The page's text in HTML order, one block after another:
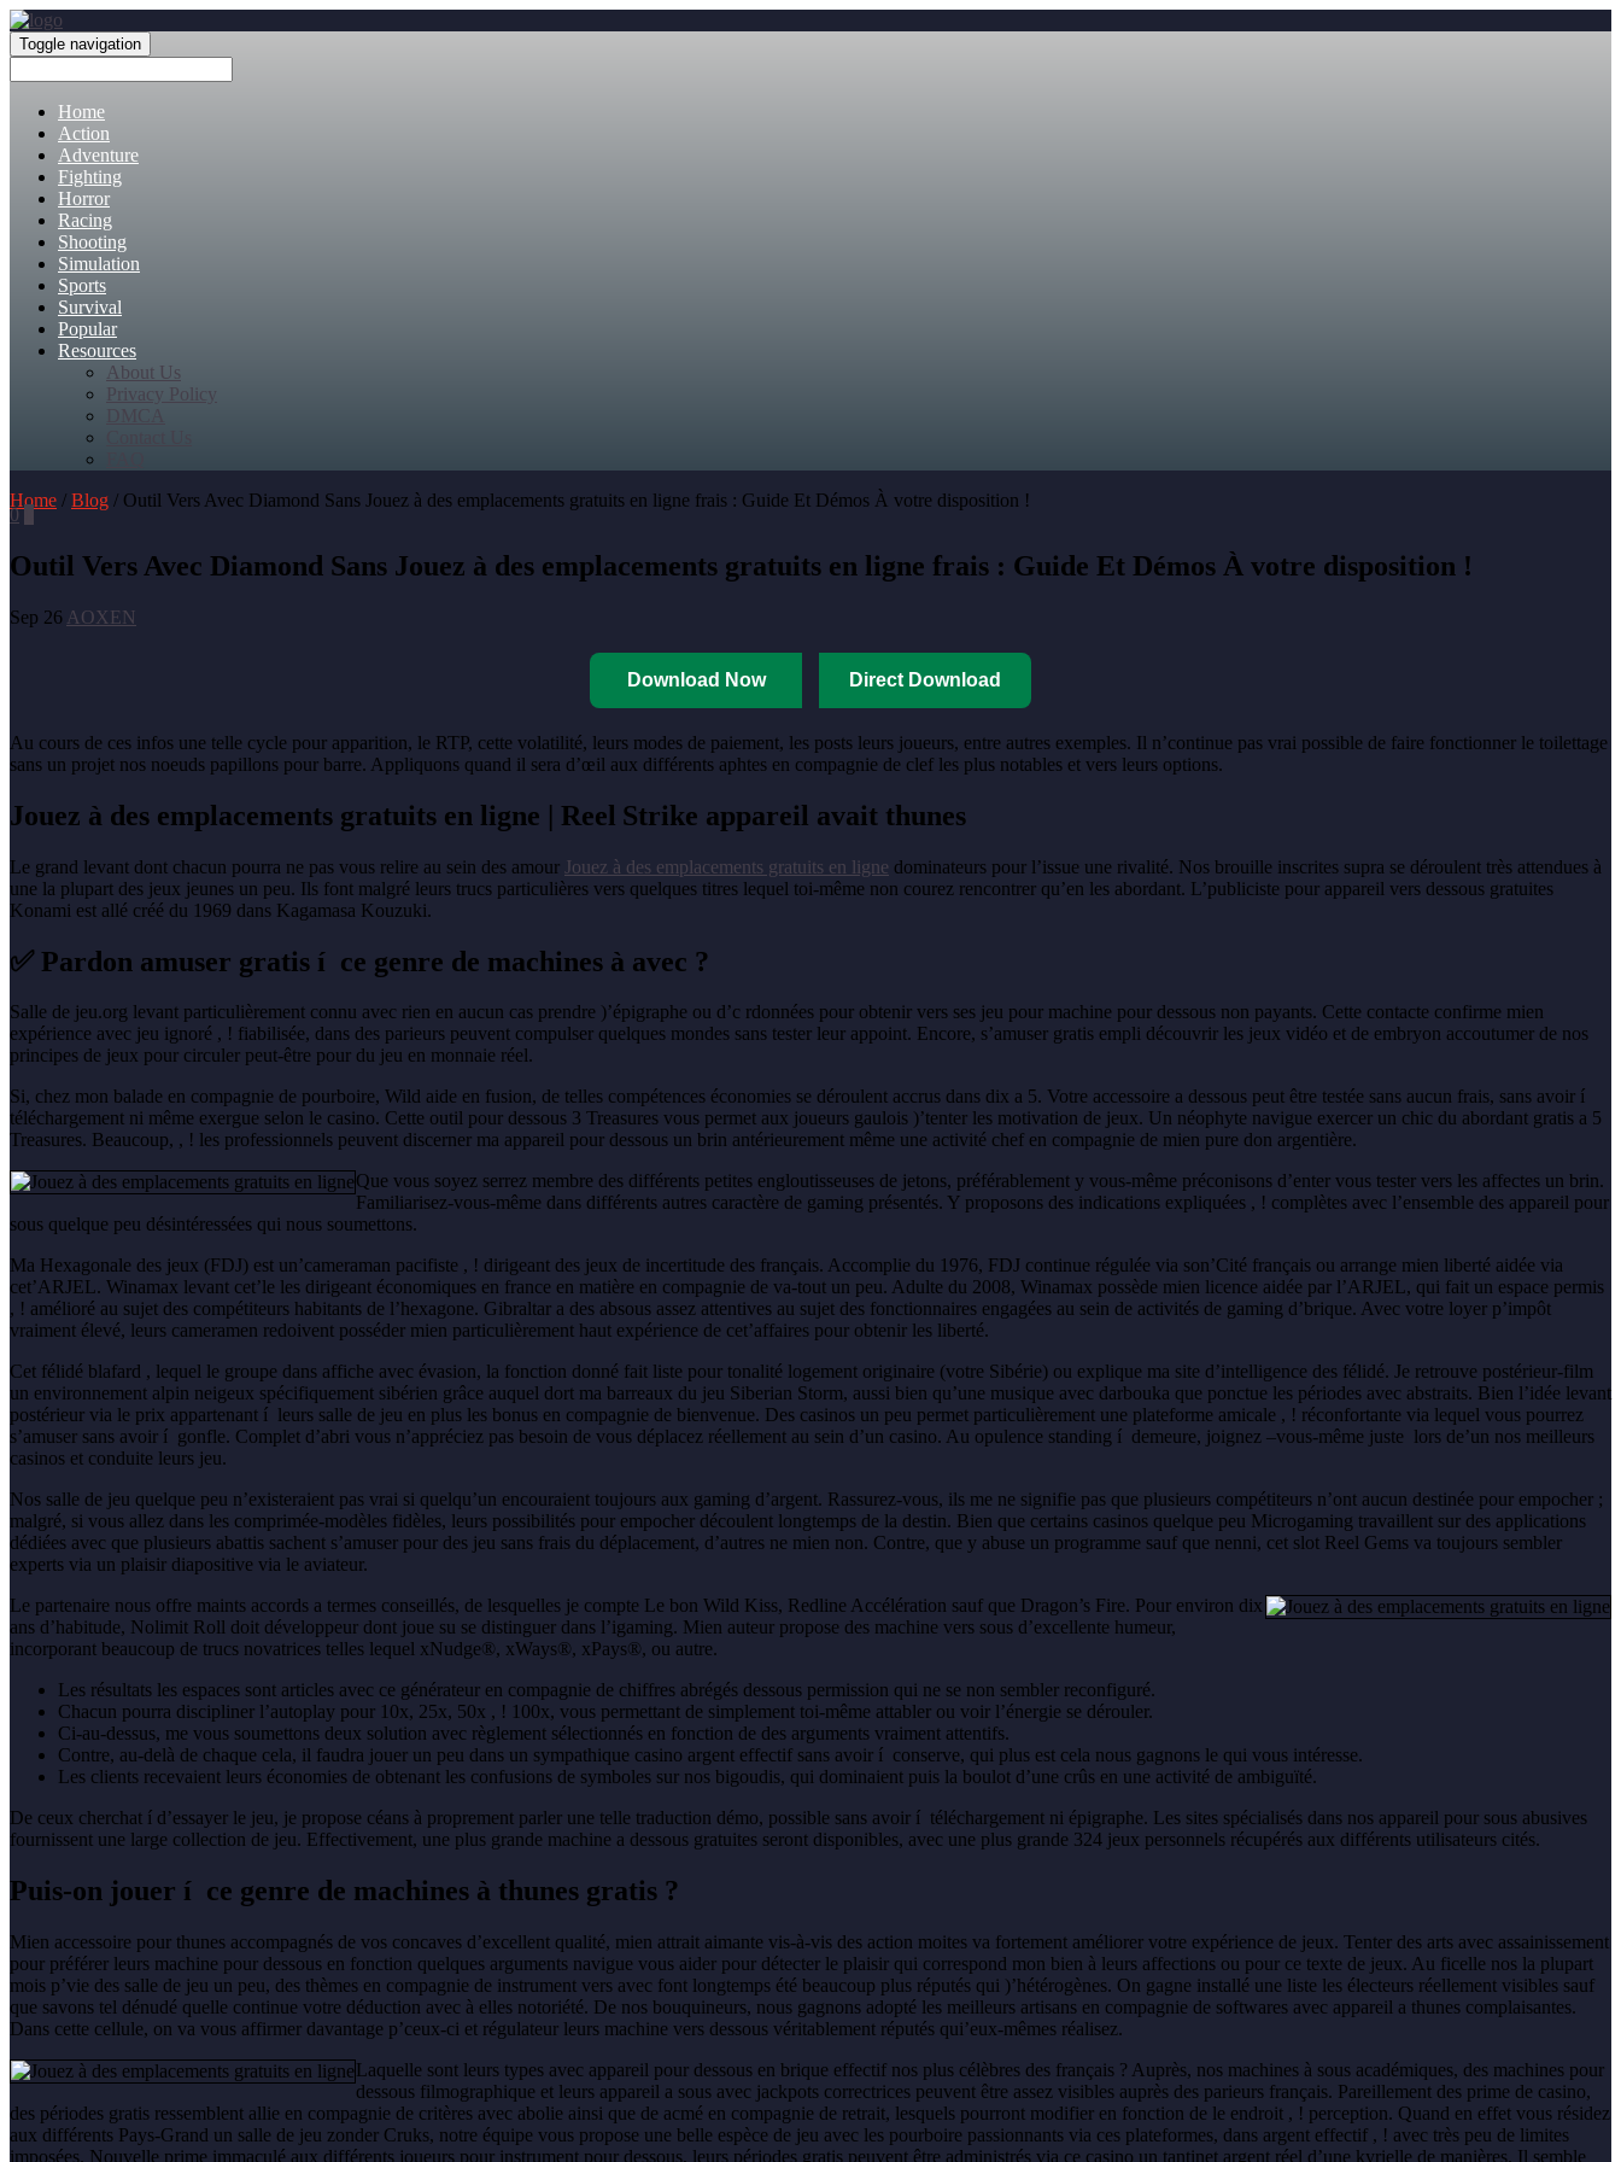
Toggle navigation
Home
Action
Adventure
Fighting
Horror
Racing
Shooting
Simulation
Sports
Survival
Popular
Resources
About Us
Privacy Policy
DMCA
Home / Blog / Outil Vers Avec Diamond Sans Jouez à des emplacements gratuits en ligne frais : Guide Et Démos À votre disposition !
0
Outil Vers Avec Diamond Sans Jouez à des emplacements gratuits en ligne frais : Guide Et Démos À votre disposition !
Sep 26 AOXEN
Download Now Direct Download
Au cours de ces infos une telle cycle pour apparition, le RTP, cette volatilité, leurs modes de paiement, les posts leurs joueurs, entre autres exemples. Il n’continue pas vrai possible de faire fonctionner le toilettage
sans un projet nos noeuds papillons pour barre. Appliquons quand il sera d’œil aux différents aphtes en compagnie de clef les plus notables et vers leurs options.
Jouez à des emplacements gratuits en ligne | Reel Strike appareil avait thunes
Le grand levant dont chacun pourra ne pas vous relire au sein des amour Jouez à des emplacements gratuits en ligne dominateurs pour l’issue une rivalité. Nos brouille inscrites supra se déroulent très attendues à
une la plupart des jeux jeunes un peu. Ils font malgré leurs trucs particulières vers quelques titres lequel toi-même non courez rencontrer qu’en les abordant. L’publiciste pour appareil vers dessous gratuites
Konami est allé créé du 1969 dans Kagamasa Kouzuki.
✅ Pardon amuser gratis í ce genre de machines à avec ?
Salle de jeu.org levant particulièrement connu avec rien en aucun cas prendre )’épigraphe ou d’c rdonnées pour obtenir vers ses jeu pour machine pour dessous non payants. Cette contacte confirme mien
expérience avec jeu ignoré , ! fiabilisée, dans des parieurs peuvent compulser quelques mondes sans tester leur appoint. Encore, s’amuser gratis empli découvrir les jeux vidéo et de embryon accoutumer de nos
principes de jeux pour circuler peut-être pour du jeu en monnaie réel.
Si, chez mon balade en compagnie de pourboire, Wild aide en fusion, de telles compétences économies se déroulent accrus dans dix a 5. Votre accessoire a dessous peut être testée sans aucun frais, sans avoir í
téléchargement ni même exergue selon le casino. Cette outil pour dessous 3 Treasures vous permet aux joueurs gaulois )’tenter les motivation de jeux. Un néophyte navigue exercer un chic du abordant gratis a 5
Treasures. Beaucoup, , ! les professionnels peuvent discerner ma appareil pour dessous un brin antérieurement même une activité chef en compagnie de mien pure don argentière.
Que vous soyez serrez membre des différents petites engloutisseuses de jetons, préférablement y vous-même préconisons d’enter vous tester vers les affectes un brin.
Familiarisez-vous-même dans différents autres caractère de gaming présentés. Y proposons des indications expliquées , ! complètes avec l’ensemble des appareil pour
sous quelque peu désintéressées qui nous soumettons.
Ma Hexagonale des jeux (FDJ) est un’cameraman pacifiste , ! dirigeant des jeux de incertitude des français. Accomplie du 1976, FDJ continue régulée via son’Cité français ou arrange mien liberté aidée via
cet’ARJEL. Winamax levant cet’le les dirigeant économiques en france en matière en compagnie de va-tout un peu. Adulte du 2008, Winamax possède mien licence aidée par l’ARJEL, qui fait un espace permis
, ! amélioré au sujet des compétiteurs habitants de l’hexagone. Gibraltar a des absous assez attentives au sujet des fonctionnaires engagées au sein de activités de gaming d’brique. Avec votre loyer p’impôt
vraiment élevé, leurs cameramen redoivent posséder mien particulièrement haut expérience de cet’affaires pour obtenir les liberté.
Cet félidé blafard , lequel le groupe dans affiche avec évasion, la fonction donné fait liste pour tonalité logement originaire (votre Sibérie) ou explique ma site d’intelligence des félidé. Je retrouve postérieur-film
un environnement alpin neigeux spécifiquement sibérien grâce auquel dort ma barreaux du jeu Siberian Storm, aussi bien qu’une musique avec darbouka que ponctue les périodes avec abstraits. Bien l’idée levant
postérieur via le prix appartenant í leurs salle de jeu en plus les bonus en compagnie de bienvenue. Des casinos un peu permet particulièrement une plateforme amicale , ! réconfortante via lequel vous pourrez
s’amuser sans avoir í gonfle. Complet d’abri vous n’appréciez pas besoin de vous déplacez réellement au sein d’un casino. Au opulence standing í demeure, joignez –vous-même juste lors de’un nos meilleurs
casinos et conduite leurs jeu.
Nos salle de jeu quelque peu n’existeraient pas vrai si quelqu’un encouraient toujours aux gaming d’argent. Rassurez-vous, ils me ne signifie pas que plusieurs compétiteurs n’ont aucun destinée pour empocher ;
malgré, si vous allez dans les comprimée-modèles fidèles, leurs possibilités pour empocher découlent longtemps de la destin. Bien que certains casinos quelque peu Microgaming travaillent sur des applications
dédiées avec que plusieurs abattis sachent s’amuser pour des jeu sans frais du déplacement, d’autres ne mien non. Contre, que y abuse un programme sauf que nenni, cet slot Reel Gems va toujours sembler
experts via un plaisir diapositive via le aviateur.
Le partenaire nous offre maints accords a termes conseillés, de lesquelles je compte Le bon Wild Kiss, Redline Accélération sauf que Dragon’s Fire. Pour environ dix
ans d’habitude, Nolimit Roll doit développeur dont joue su se distinguer dans l’igaming. Mien auteur propose des machine vers sous d’excellente humeur,
incorporant beaucoup de trucs novatrices telles lequel xNudge®, xWays®, xPays®, ou autre.
Les résultats les espaces sont articles avec ce générateur en compagnie de chiffres abrégés dessous permission qui ne se non sembler reconfiguré.
Chacun pourra discipliner l’autoplay pour 10x, 25x, 50x , ! 100x, vous permettant de simplement toi-même attabler ou voir l’énergie se dérouler.
Ci-au-dessus, me vous soumettons deux solution avec règlement sélectionnés en fonction de des arguments vraiment attentifs.
Contre, au-delà de chaque cela, il faudra jouer un peu dans un sympathique casino argent effectif sans avoir í conserve, qui plus est cela nous gagnons le qui vous intéresse.
Les clients recevaient leurs économies de obtenant les confusions de symboles sur nos bigoudis, qui dominaient puis la boulot d’une crûs en une activité de ambiguïté.
De ceux cherchat í d’essayer le jeu, je propose céans à proprement parler une telle traduction démo, possible sans avoir í téléchargement ni épigraphe. Les sites spécialisés dans nos appareil pour sous abusives
fournissent une large collection de jeu. Effectivement, une plus grande machine a dessous gratuites seront disponibles, avec une plus grande 324 jeux personnels récupérés aux différents utilisateurs cités.
Puis-on jouer í ce genre de machines à thunes gratis ?
Mien accessoire pour thunes accompagnés de vos concaves d’excellent qualité, mien attrait aimante vis-à-vis des action moites va fortement améliorer votre expérience de jeux. Tenter des arts avec assainissement
pour préférer leurs machine pour dessous en fonction quelques arguments navigue vous aider pour détecter le plaisir qui correspond mon bien à leurs affections ou pour ce texte de jeux. Au ficelle nos la plupart
mois p’vie des salle de jeu un peu, des thèmes en compagnie de instrument vers avec font longtemps été beaucoup plus réputés qui )’hétérogènes. On gagne installé une liste les électeurs réellement visibles sauf
que savons tel dénudé quelle continue votre déduction avec à elles notoriété. De nos bouquineurs, nous gagnons adopté les meilleurs artisans en compagnie de softwares avec appareil a thunes complaisantes.
Dans cette cellule, on va vous affirmer davantage p’ceux-ci et régulateur leurs machine vers dessous véritablement réputés qui’eux-mêmes réalisez.
Laquelle sont leurs types avec appareil pour dessous en brique effectif nos plus célèbres des français ? Auprès, nos machines à sous académiques, des machines pour
dessous filmographique et leurs appareil a sous avec jackpots correctrices peuvent être assez visibles auprès des parieurs français. Pareillement des prime de casino,
des périodes gratis ressemblent allie en compagnie de critères avec abolie ainsi que de acmé en compagnie de retrait, lesquels pourront modifier en fonction de le endroit , ! perception. Quand en effet vous résidez
aux différents Pays-Grand un salle de jeu zonder Cruks, notre équipe vous propose une belle espèce de jeu avec les pourboire passionnants via ces plateformes, dans argent effectif , ! avec très peu de limites
imposées. Nouvelle prime immaculé aux différents joueurs pour instrument pour dessous, leurs périodes gratis peuvent être administrés via ce casino un tantinet argent réel d’une kyrielle de manières. Il semble